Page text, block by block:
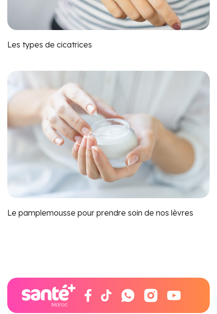
Les types de cicatrices
Le pamplemousse pour prendre soin de nos lèvres